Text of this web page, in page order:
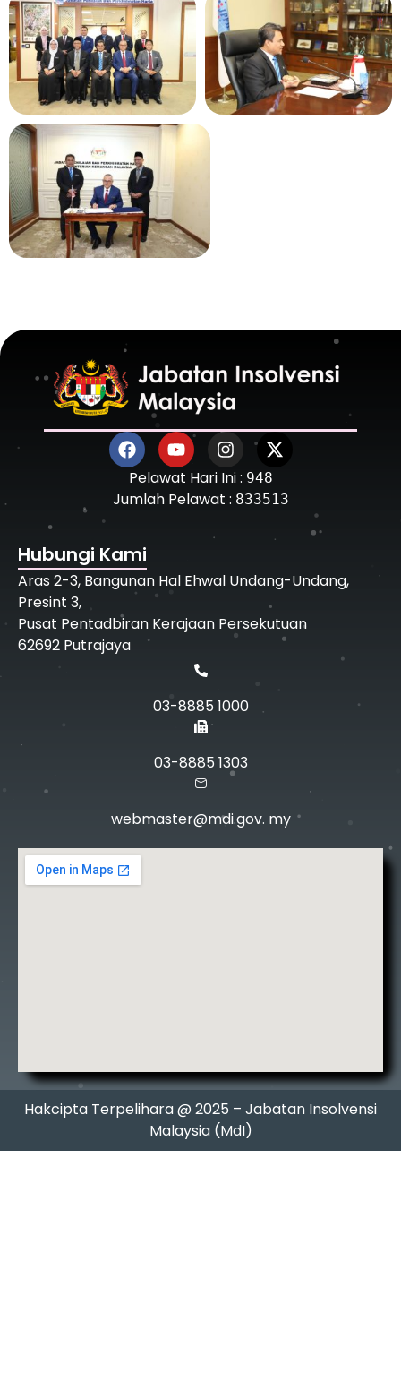
Pelawat Hari Ini : 948
Jumlah Pelawat : 833513
Hubungi Kami
Aras 2-3, Bangunan Hal Ehwal Undang-Undang,
Presint 3,
Pusat Pentadbiran Kerajaan Persekutuan
62692 Putrajaya
03-8885 1000
03-8885 1303
webmaster@mdi.gov. my
Hakcipta Terpelihara @ 2025 – Jabatan Insolvensi
Malaysia (MdI)